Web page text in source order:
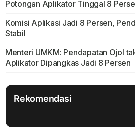
Potongan Aplikator Tinggal 8
Komisi Aplikasi Jadi 8 Persen,
Stabil
Menteri UMKM: Pendapatan Ojol
Aplikator Dipangkas Jadi 8 Persen
Rekomendasi